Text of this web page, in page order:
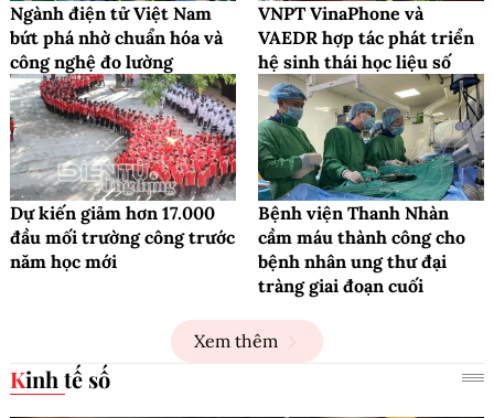
Ngành điện tử Việt Nam
bứt phá nhờ chuẩn hóa và
công nghệ đo lường
VNPT VinaPhone và
VAEDR hợp tác phát triển
hệ sinh thái học liệu số
Dự kiến giảm hơn 17.000
đầu mối trường công trước
năm học mới
Bệnh viện Thanh Nhàn
cầm máu thành công cho
bệnh nhân ung thư đại
tràng giai đoạn cuối
Xem thêm
Kinh tế số